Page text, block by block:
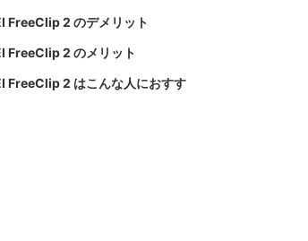
FreeClip 2 のデメリット
FreeClip 2 のメリット
FreeClip 2 はこんな人におすす